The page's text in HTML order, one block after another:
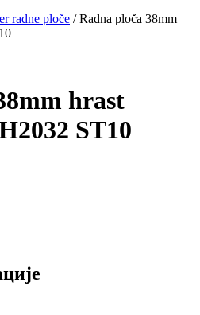
radne ploče / Radna ploča 38mm
hrast
ST10